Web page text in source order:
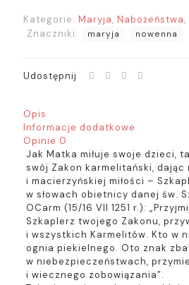
Kategorie: Maryja, Nabożeństwa,
Znaczniki:
maryja nowenna
Udostępnij
Opis
Informacje dodatkowe
Opinie 0
Jak Matka miłuje swoje dzieci,
swój Zakon karmelitański, dając
i macierzyńskiej miłości ­–
w słowach obietnicy danej św.
OCarm (15/16 VII 1251 r.):
Szkaplerz twojego Zakonu,
i wszystkich Karmelitów. Kto w
ognia piekielnego. Oto znak
w niebezpieczeństwach,
i wiecznego zobowiązania”.